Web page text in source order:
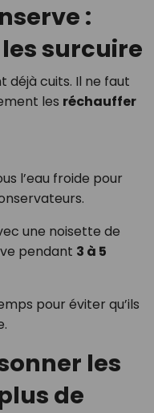
:
surcuire
déjà cuits. Il ne faut
les réchauffer
l’eau froide pour
une noisette de
pendant 3 à 5
pour éviter qu’ils
les
de